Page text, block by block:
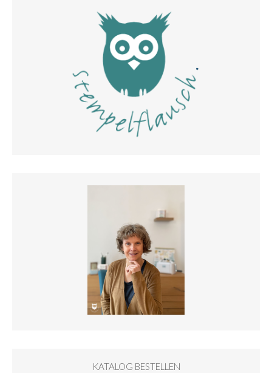
KATALOG BESTELLEN